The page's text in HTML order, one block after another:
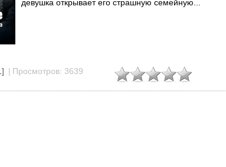
девушка открывает его страшную семейную...
| Просмотров: 3639